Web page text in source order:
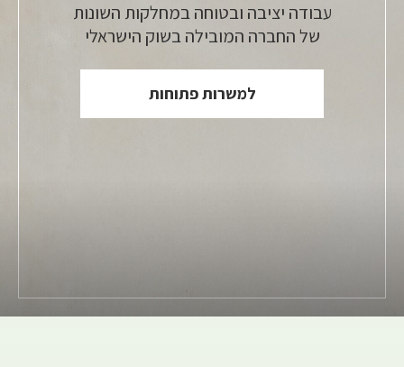
עבודה יציבה ובטוחה במחלקות השונות
של החברה המובילה בשוק הישראלי
למשרות פתוחות